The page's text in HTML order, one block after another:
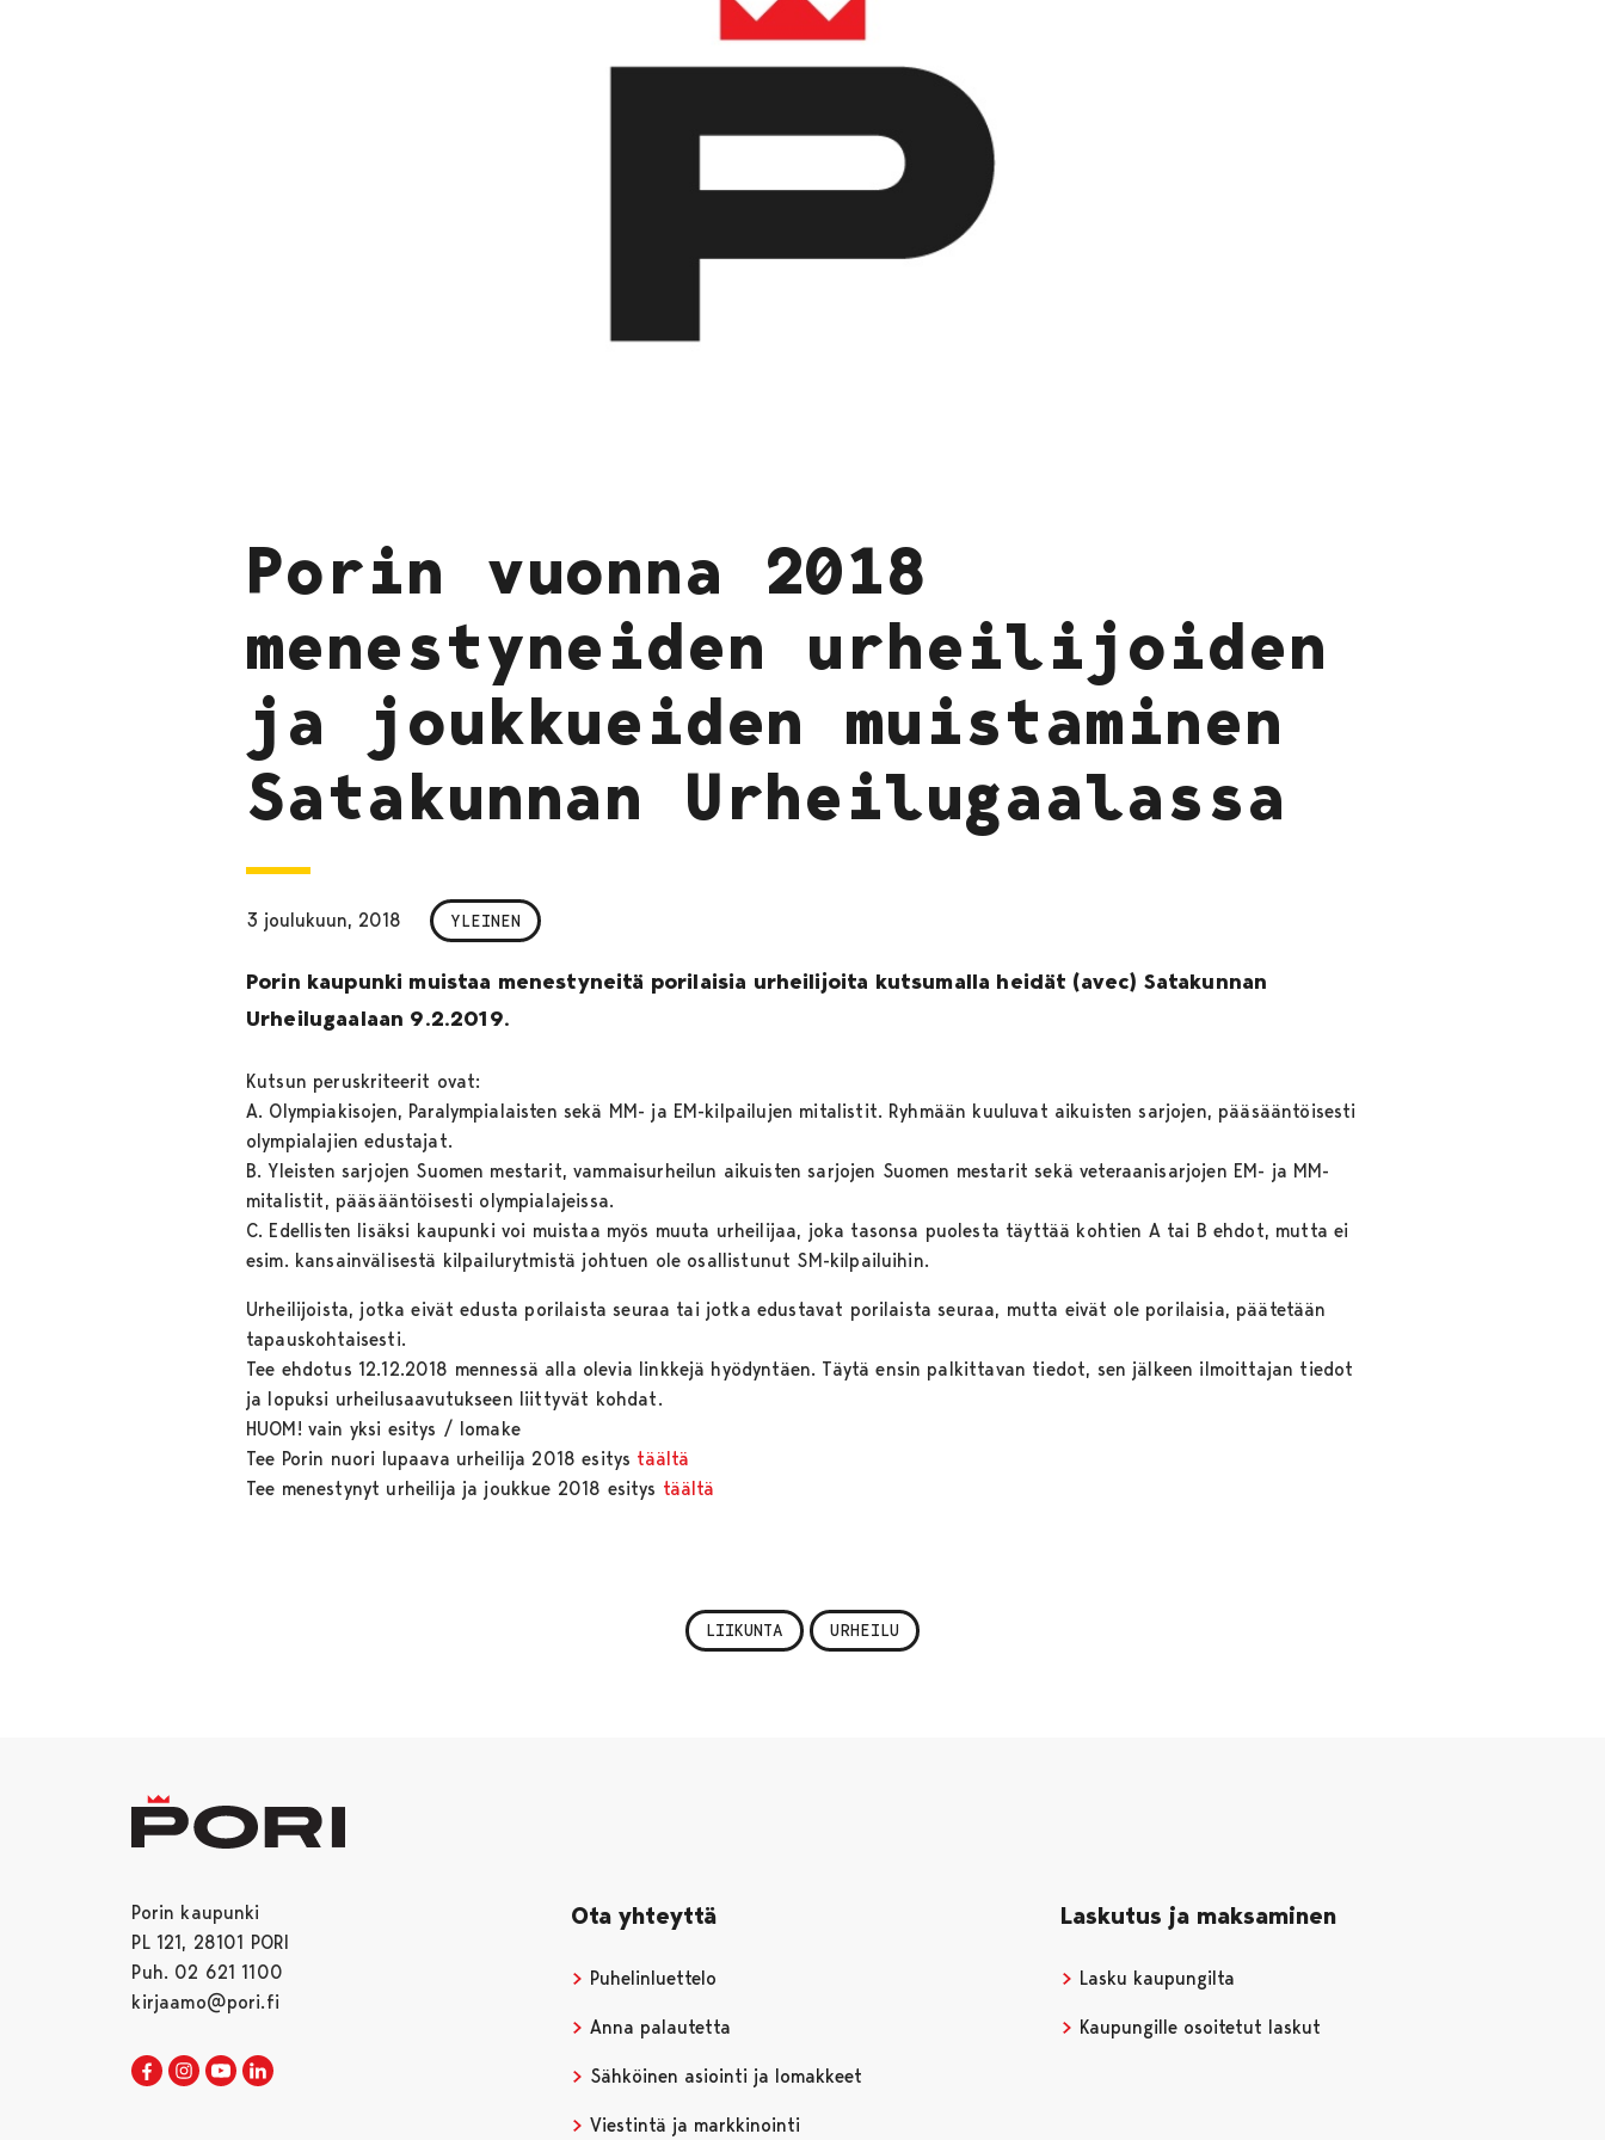
Porin vuonna 2018
menestyneiden urheilijoiden
ja joukkueiden muistaminen
Satakunnan Urheilugaalassa
3 joulukuun, 2018 YLEINEN
Porin kaupunki muistaa menestyneitä porilaisia urheilijoita kutsumalla heidät (avec) Satakunnan
Urheilugaalaan 9.2.2019.
Kutsun peruskriteerit ovat:
A. Olympiakisojen, Paralympialaisten sekä MM- ja EM-kilpailujen mitalistit. Ryhmään kuuluvat aikuisten sarjojen, pääsääntöisesti
olympialajien edustajat.
B. Yleisten sarjojen Suomen mestarit, vammaisurheilun aikuisten sarjojen Suomen mestarit sekä veteraanisarjojen EM- ja MM-
mitalistit, pääsääntöisesti olympialajeissa.
C. Edellisten lisäksi kaupunki voi muistaa myös muuta urheilijaa, joka tasonsa puolesta täyttää kohtien A tai B ehdot, mutta ei
esim. kansainvälisestä kilpailurytmistä johtuen ole osallistunut SM-kilpailuihin.
Urheilijoista, jotka eivät edusta porilaista seuraa tai jotka edustavat porilaista seuraa, mutta eivät ole porilaisia, päätetään
tapauskohtaisesti.
Tee ehdotus 12.12.2018 mennessä alla olevia linkkejä hyödyntäen. Täytä ensin palkittavan tiedot, sen jälkeen ilmoittajan tiedot
ja lopuksi urheilusaavutukseen liittyvät kohdat.
HUOM! vain yksi esitys / lomake
Tee Porin nuori lupaava urheilija 2018 esitys täältä
Tee menestynyt urheilija ja joukkue 2018 esitys täältä
LIIKUNTA URHEILU
Porin kaupunki
PL 121, 28101 PORI
Puh. 02 621 1100
kirjaamo@pori.fi
Porin kaupunki Facebookissa
Avautuu uudessa välilehdessä
Porin kaupunki Instagramissa
Avautuu uudessa välilehdessä
Porin kaupunki Youtubessa
Avautuu uudessa välilehdessä
Ota yhteyttä
Puhelinluettelo
Anna palautetta
Sähköinen asiointi ja lomakkeet
Viestintä ja markkinointi
Laskutus ja maksaminen
Lasku kaupungilta
Kaupungille osoitetut laskut